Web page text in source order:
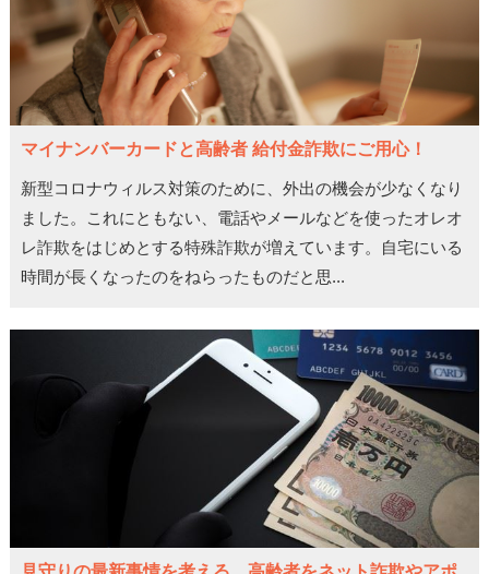
マイナンバーカードと高齢者 給付金詐欺にご用心！
新型コロナウィルス対策のために、外出の機会が少なくなり
ました。これにともない、電話やメールなどを使ったオレオ
レ詐欺をはじめとする特殊詐欺が増えています。自宅にいる
時間が長くなったのをねらったものだと思...